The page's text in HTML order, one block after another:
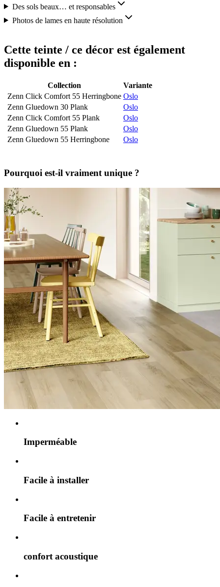
Des sols beaux… et responsables
Photos de lames en haute résolution
Cette teinte / ce décor est également
disponible en :
Collection
Variante
Zenn Click Comfort 55 Herringbone Oslo
Zenn Gluedown 30 Plank
Oslo
Zenn Click Comfort 55 Plank
Oslo
Zenn Gluedown 55 Plank
Oslo
Zenn Gluedown 55 Herringbone
Oslo
Pourquoi est-il vraiment unique ?
Imperméable
Facile à installer
Facile à entretenir
confort acoustique